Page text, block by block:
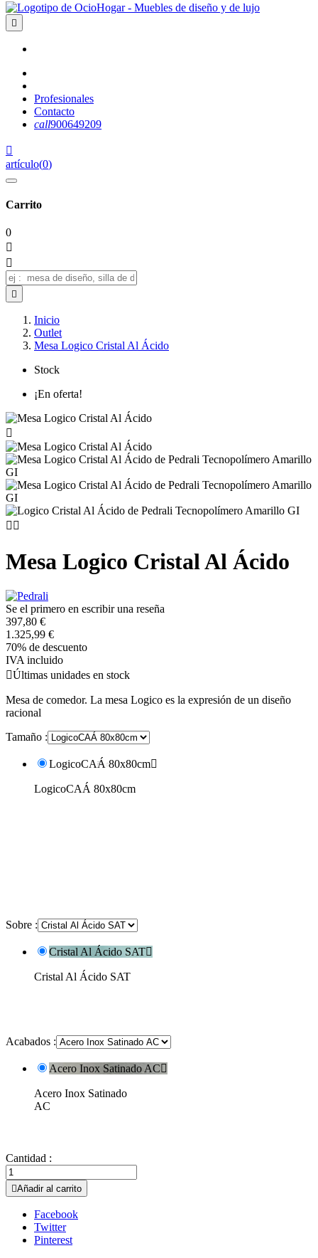

Profesionales
Contacto
call900649209

artículo(0)
Carrito
0



Inicio
Outlet
Mesa Logico Cristal Al Ácido
Stock
¡En oferta!

 
Mesa Logico Cristal Al Ácido
Se el primero en escribir una reseña
397,80 €
1.325,99 €
70% de descuento
IVA incluido
Últimas unidades en stock
Mesa de comedor. La mesa Logico es la expresión de un diseño
racional
Tamaño :
LogicoCAÁ 80x80cm
LogicoCAÁ 80x80cm
Sobre :
Cristal Al Ácido SAT
Cristal Al Ácido SAT
Acabados :
Acero Inox Satinado AC
Acero Inox Satinado
AC
Cantidad :
Añadir al carrito
Facebook
Twitter
Pinterest